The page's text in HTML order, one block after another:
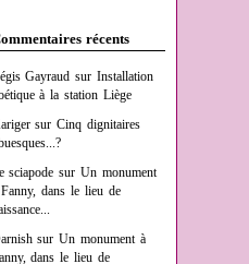
récents
Gayraud surInstallation
à la station Liège
surCinq dignitaires
sciapode surUn monument
dans le lieu de
surUn monument à
dans le lieu de